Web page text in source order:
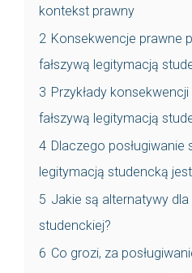
kontekst prawny
2 Konsekwencje prawne
fałszywą legitymacją
3 Przykłady
fałszywą legitymacją
4 Dlaczego posługiwanie
legitymacją studencką
5 Jakie są alternatywy
studenckiej?
6 Co grozi, za